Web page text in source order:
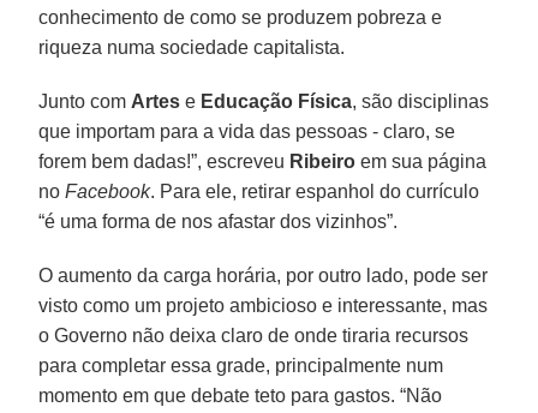
conhecimento de como se produzem pobreza e
riqueza numa sociedade capitalista.
Junto com Artes e Educação Física, são disciplinas
que importam para a vida das pessoas - claro, se
forem bem dadas!”, escreveu Ribeiro em sua página
noFacebook. Para ele, retirar espanhol do currículo
“é uma forma de nos afastar dos vizinhos”.
O aumento da carga horária, por outro lado, pode ser
visto como um projeto ambicioso e interessante, mas
o Governo não deixa claro de onde tiraria recursos
para completar essa grade, principalmente num
momento em que debate teto para gastos. “Não